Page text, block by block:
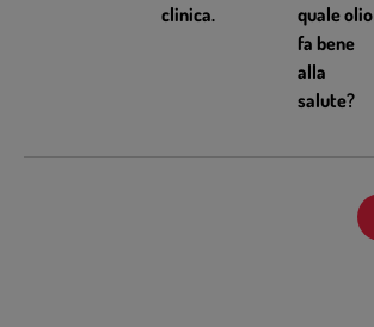
clinica.
quale olio
fa bene
alla
salute?